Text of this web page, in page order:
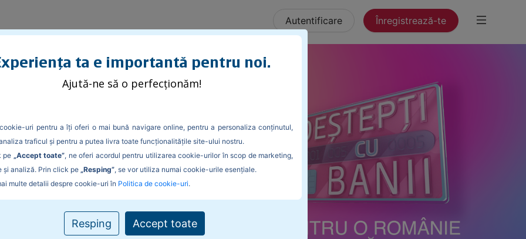
Autentificare Înregistrează-te
ta e importantă pentru noi.
Ajută-ne să o perfecționăm!
uri pentru a îți oferi o mai bună navigare online, pentru a personaliza conținutul,
traficul și pentru a putea livra toate funcționalitățile site-ului nostru.
pe
„Accept toate”, ne oferi acordul pentru utilizarea cookie-urilor în scop de marketing,
și analiză. Prin click pe „Resping”, se vor utiliza numai cookie-urile esențiale.
multe detalii despre cookie-uri în Politica de cookie-uri.
Resping Accept toate